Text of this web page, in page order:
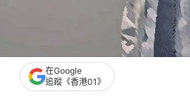
在Google
追蹤《香港01》